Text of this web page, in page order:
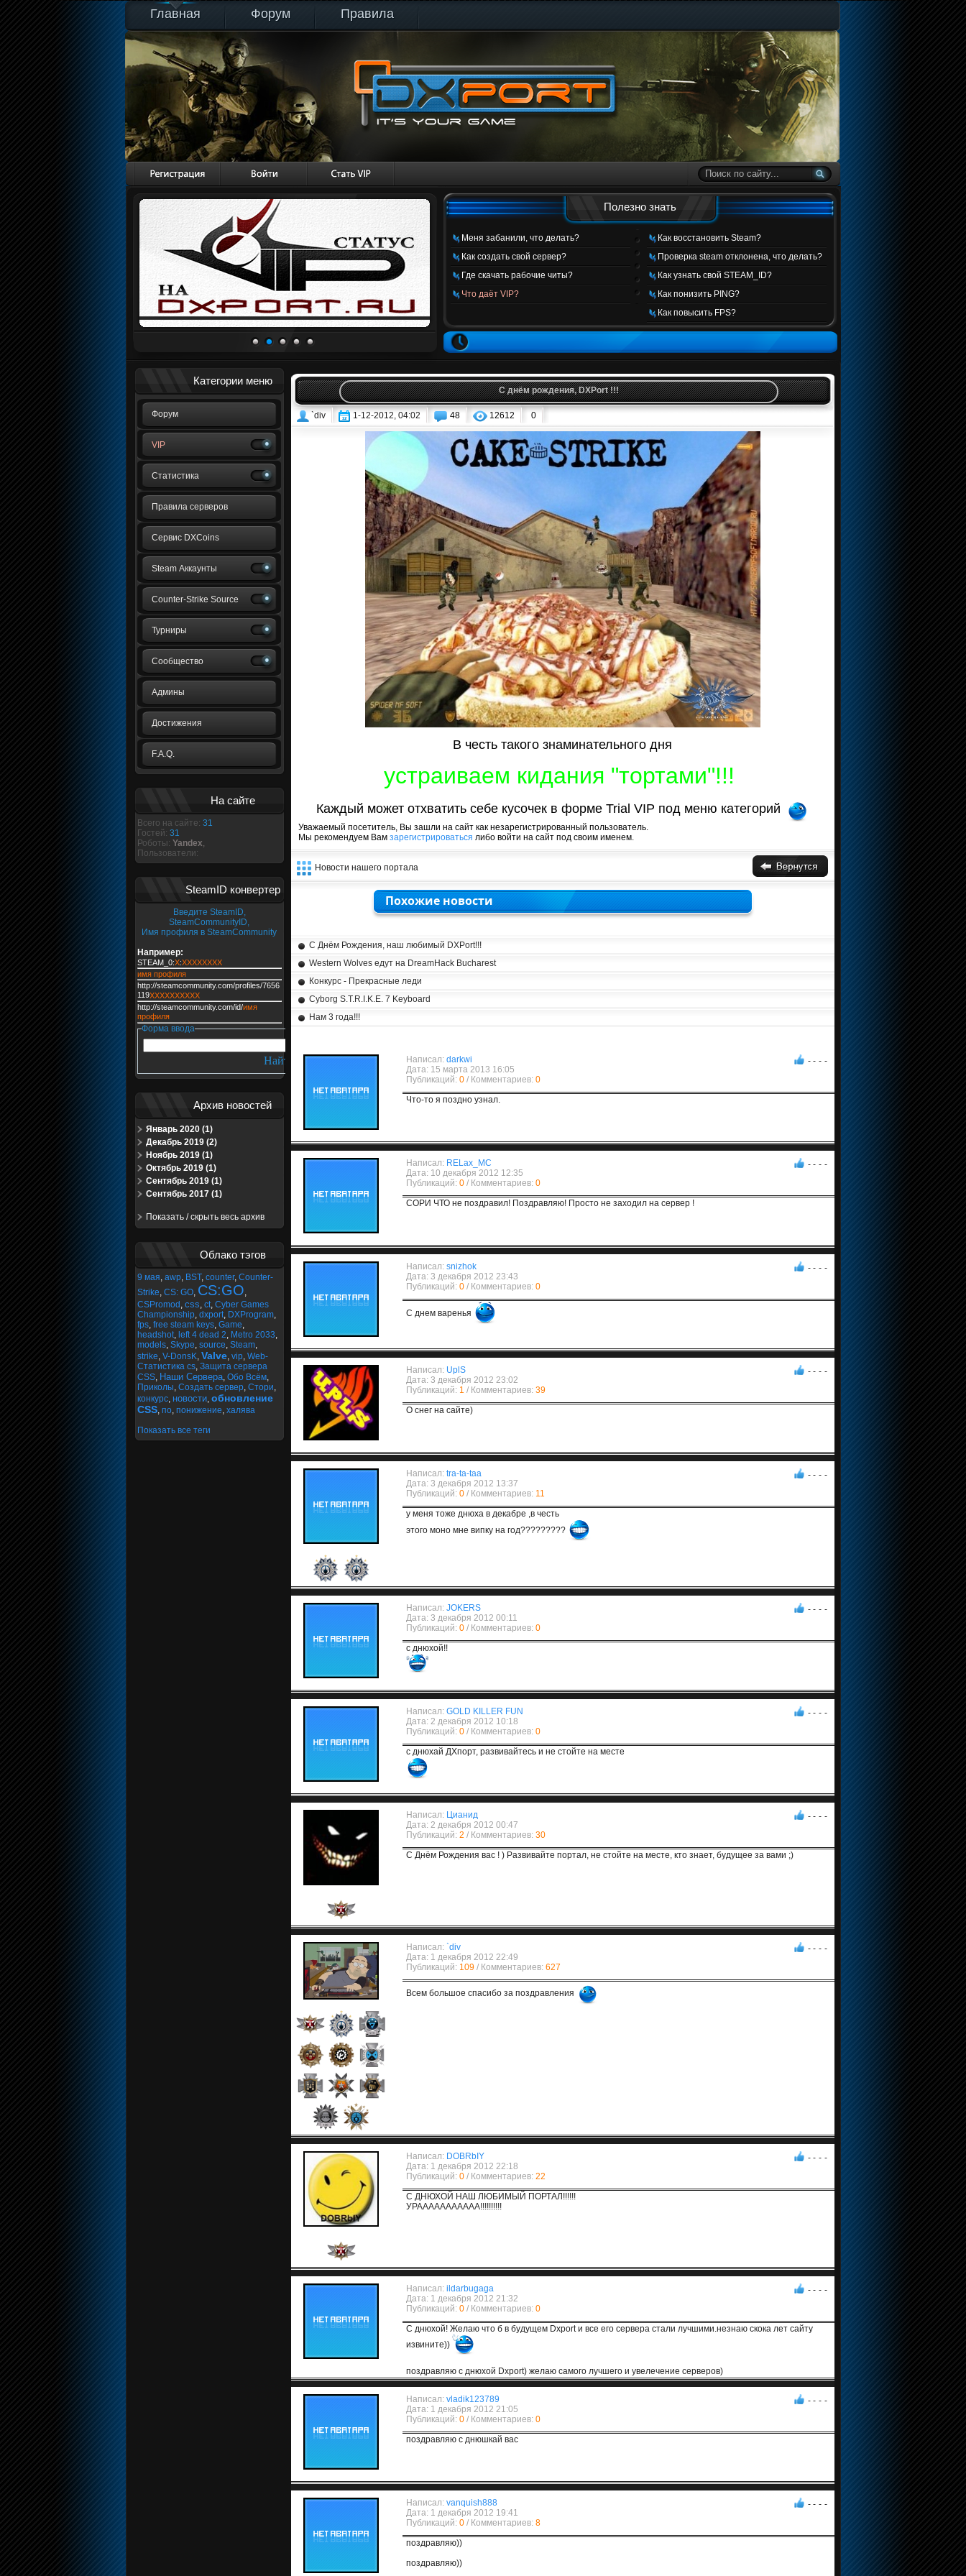
Главная Форум Правила
Полезно знать
Меня забанили, что делать?
Как создать свой сервер?
Где скачать рабочие читы?
Что даёт VIP?
Как восстановить Steam?
Проверка steam отклонена, что делать?
Как узнать свой STEAM_ID?
Как понизить PING?
Как повысить FPS?
Категории меню
Форум
VIP
Статистика
Правила серверов
Сервис DXCoins
Steam Аккаунты
Counter-Strike Source
Турниры
Сообщество
Админы
Достижения
F.A.Q.
На сайте
Всего на сайте: 31
Гостей: 31
Роботы: Yandex,
Пользователи:
SteamID конвертер
Введите SteamID,
SteamCommunityID,
Имя профиля в SteamCommunity
Например:
STEAM_0:X:XXXXXXXX
имя профиля
http://steamcommunity.com/profiles/7656
119XXXXXXXXXX
http://steamcommunity.com/id/имя
профиля
Форма ввода
Архив новостей
Январь 2020 (1)
Декабрь 2019 (2)
Ноябрь 2019 (1)
Октябрь 2019 (1)
Сентябрь 2019 (1)
Сентябрь 2017 (1)
Показать / скрыть весь архив
Облако тэгов
9 мая, awp, BST, counter, Counter-
Strike, CS: GO, CS:GO,
CSPromod , css, ct, Cyber Games
Championship, dxport, DXProgram,
fps, free steam keys, Game,
headshot, left 4 dead 2, Metro 2033,
models, Skype, source, Steam,
strike, V-DonsK, Valve, vip, Web-
Статистика cs, Защита сервера
CSS, Наши Сервера, Обо Всём,
Приколы, Создать сервер, Стори,
конкурс, новости, обновление
CSS, по, понижение, халява
Показать все теги
С днём рождения, DXPort !!!
`div 1-12-2012, 04:02 48 12612 0
В честь такого знаминательного дня
устраиваем кидания "тортами"!!!
Каждый может отхватить себе кусочек в форме Trial VIP под меню категорий
Уважаемый посетитель, Вы зашли на сайт как незарегистрированный пользователь.
Мы рекомендуем Вам зарегистрироваться либо войти на сайт под своим именем.
Новости нашего портала
Похожие новости
С Днём Рождения, наш любимый DXPort!!!
Western Wolves едут на DreamHack Bucharest
Конкурс - Прекрасные леди
Cyborg S.T.R.I.K.E. 7 Keyboard
Нам 3 года!!!
Написал: darkwi
Дата: 15 марта 2013 16:05
Публикаций: 0/ Комментариев: 0
- - - -
Что-то я поздно узнал.
Написал: RELax_MC
Дата: 10 декабря 2012 12:35
Публикаций: 0/ Комментариев: 0
- - - -
CОРИ ЧТО не поздравил! Поздравляю! Просто не заходил на сервер !
Написал: snizhok
Дата: 3 декабря 2012 23:43
Публикаций: 0/ Комментариев: 0
- - - -
С днем варенья
Написал: UplS
Дата: 3 декабря 2012 23:02
Публикаций: 1 / Комментариев: 39
- - - -
О снег на сайте)
Написал: tra-ta-taa
Дата: 3 декабря 2012 13:37
Публикаций: 0/ Комментариев: 11
- - - -
у меня тоже днюха в декабре ,в честь
этого моно мне випку на год?????????
Написал: JOKERS
Дата: 3 декабря 2012 00:11
Публикаций: 0/ Комментариев: 0
- - - -
с днюхой!!
Написал: GOLD KILLER FUN
Дата: 2 декабря 2012 10:18
Публикаций: 0/ Комментариев: 0
- - - -
с днюхай ДХпорт, развивайтесь и не стойте на месте
Написал: Цианид
Дата: 2 декабря 2012 00:47
Публикаций: 2 / Комментариев: 30
- - - -
С Днём Рождения вас ! ) Развивайте портал, не стойте на месте, кто знает, будущее за вами ;)
Написал: `div
Дата: 1 декабря 2012 22:49
Публикаций: 109/ Комментариев: 627
- - - -
Всем большое спасибо за поздравления
Написал: DOBRbIY
Дата: 1 декабря 2012 22:18
Публикаций: 0/ Комментариев: 22
- - - -
С ДНЮХОЙ НАШ ЛЮБИМЫЙ ПОРТАЛ!!!!!!
УРААААААААААА!!!!!!!!!!
Написал: ildarbugaga
Дата: 1 декабря 2012 21:32
Публикаций: 0/ Комментариев: 0
- - - -
С днюхой! Желаю что б в будущем Dxport и все его сервера стали лучшими.незнаю скока лет сайту
извините))
поздравляю с днюхой Dxport) желаю самого лучшего и увелечение серверов)
Написал: vladik123789
Дата: 1 декабря 2012 21:05
Публикаций: 0/ Комментариев: 0
- - - -
поздравляю с днюшкай вас
Написал: vanquish888
Дата: 1 декабря 2012 19:41
Публикаций: 0/ Комментариев: 8
- - - -
поздравляю))
поздравляю))